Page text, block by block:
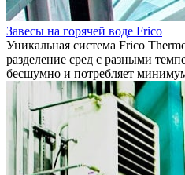
Завесы на горячей воде Frico
Уникальная система Frico
разделение сред с разными
бесшумно и потребляет